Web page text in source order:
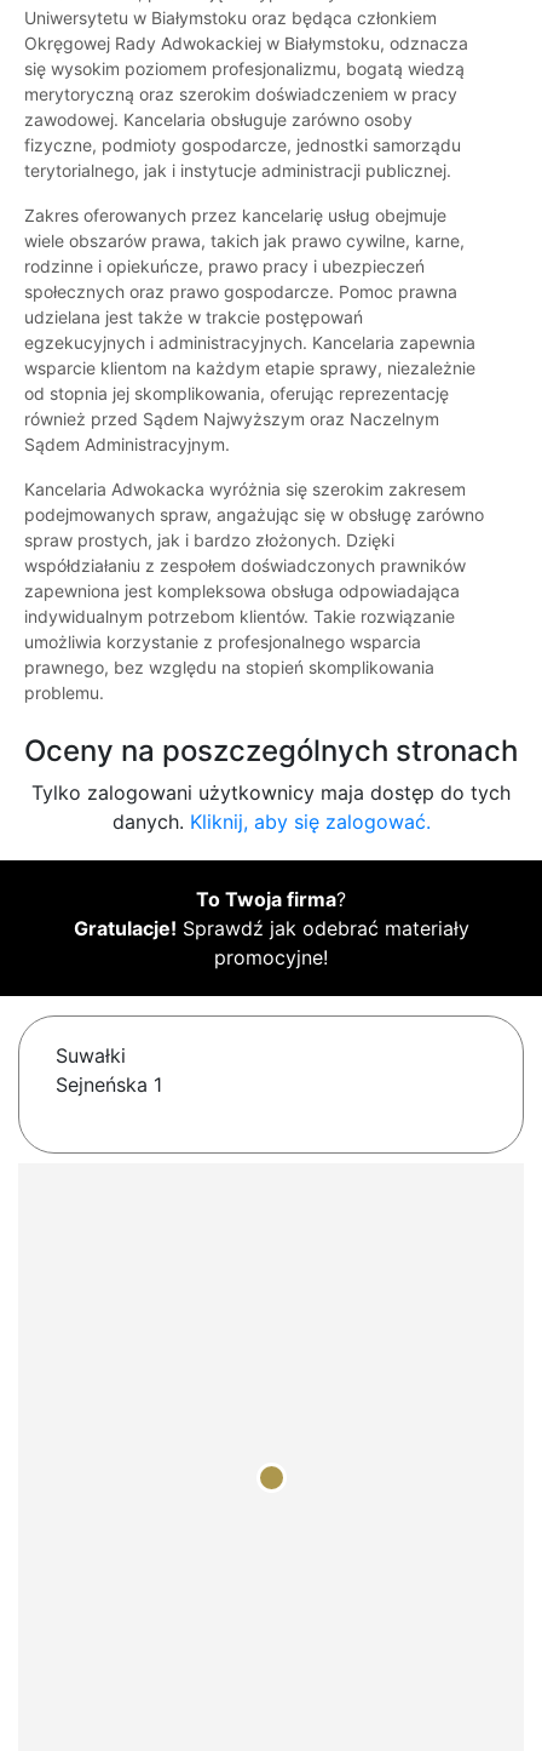
Uniwersytetu w Białymstoku oraz będąca członkiem
Okręgowej Rady Adwokackiej w Białymstoku, odznacza
się wysokim poziomem profesjonalizmu, bogatą wiedzą
merytoryczną oraz szerokim doświadczeniem w pracy
zawodowej. Kancelaria obsługuje zarówno osoby
fizyczne, podmioty gospodarcze, jednostki samorządu
terytorialnego, jak i instytucje administracji publicznej.
Zakres oferowanych przez kancelarię usług obejmuje
wiele obszarów prawa, takich jak prawo cywilne, karne,
rodzinne i opiekuńcze, prawo pracy i ubezpieczeń
społecznych oraz prawo gospodarcze. Pomoc prawna
udzielana jest także w trakcie postępowań
egzekucyjnych i administracyjnych. Kancelaria zapewnia
wsparcie klientom na każdym etapie sprawy, niezależnie
od stopnia jej skomplikowania, oferując reprezentację
również przed Sądem Najwyższym oraz Naczelnym
Sądem Administracyjnym.
Kancelaria Adwokacka wyróżnia się szerokim zakresem
podejmowanych spraw, angażując się w obsługę zarówno
spraw prostych, jak i bardzo złożonych. Dzięki
współdziałaniu z zespołem doświadczonych prawników
zapewniona jest kompleksowa obsługa odpowiadająca
indywidualnym potrzebom klientów. Takie rozwiązanie
umożliwia korzystanie z profesjonalnego wsparcia
prawnego, bez względu na stopień skomplikowania
problemu.
Oceny na poszczególnych stronach
Tylko zalogowani użytkownicy maja dostęp do tych
danych. Kliknij, aby się zalogować.
To Twoja firma?
Gratulacje! Sprawdź jak odebrać materiały
promocyjne!
Suwałki
Sejneńska 1